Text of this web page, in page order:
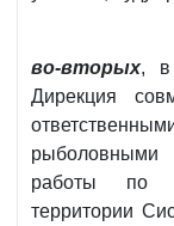
во-вторых, в
Дирекция
рыболовными
работы по
территории